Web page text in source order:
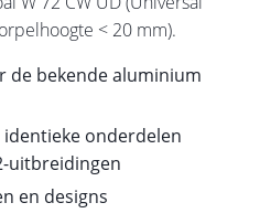
< 20 mm).
de bekende aluminium
onderdelen
uitbreidingen
en designs